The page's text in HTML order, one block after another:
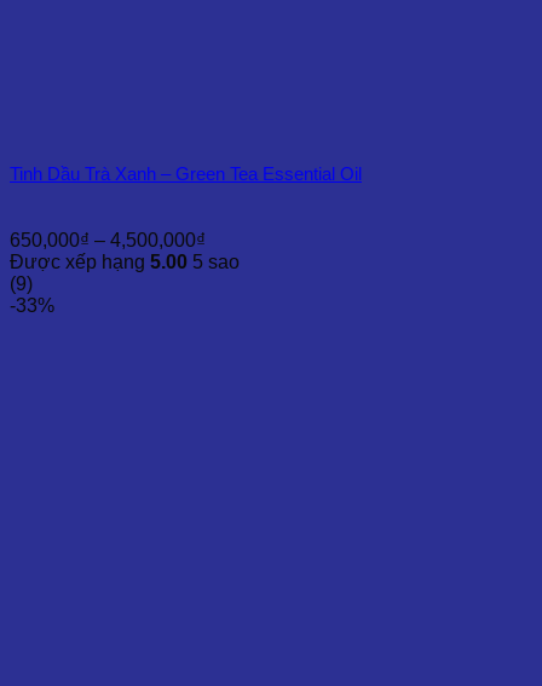
Tinh Dầu Trà Xanh – Green Tea Essential Oil
650,000₫ – 4,500,000₫
giá:
Được xếp hạng 5.00 5 sao
(9)
-33%